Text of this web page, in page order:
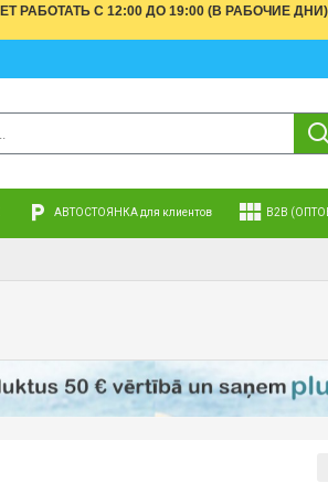
РАБОТАТЬ С 12:00 ДО 19:00 (В РАБОЧИЕ
АВТОСТОЯНКА для клиентов B2B